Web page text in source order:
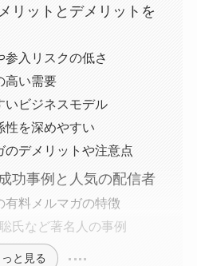
リットとデメリットを
参入リスクの低さ
高い需要
いビジネスモデル
性を深めやすい
のデメリットや注意点
功事例と人気の配信者
有料メルマガの特徴
氏など著名人の事例
っと見る